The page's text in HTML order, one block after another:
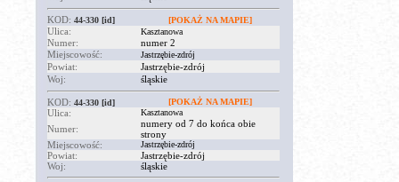
KOD: 44-330 [id] [POKAŻ NA MAPIE]
Ulica: Kasztanowa
Numer:
numer 2
Miejscowość:
Jastrzębie-zdrój
Powiat:
Jastrzębie-zdrój
Woj:
śląskie
KOD: 44-330 [id] [POKAŻ NA MAPIE]
Ulica: Kasztanowa
Numer:
numery od 7 do końca obie
strony
Miejscowość:
Jastrzębie-zdrój
Powiat:
Jastrzębie-zdrój
Woj:
śląskie